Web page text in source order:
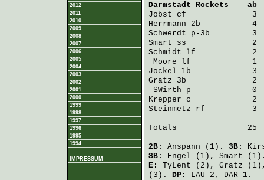
2012
2011
2010
2009
2008
2007
2006
2005
2004
2003
2002
2001
2000
1999
1998
1997
1996
1995
1994
IMPRESSUM
Darmstadt Rockets
ab
Jobst cf              3  0
Herrmann 2b           4
Schwerdt p-3b         3
Smart ss              2  0
Schmidt lf            2  0
Moore lf             1  0
Jockel 1b             3
Gratz 3b              2
SWirth p             0
Krepper c             2  0
Steinmetz rf          3
Totals               25
2B: Anspann (1). 3B:
SB: Engel (1), Smart
E: TyLent (2), Gratz
(3). DP:
LAU 2, DAR 1.